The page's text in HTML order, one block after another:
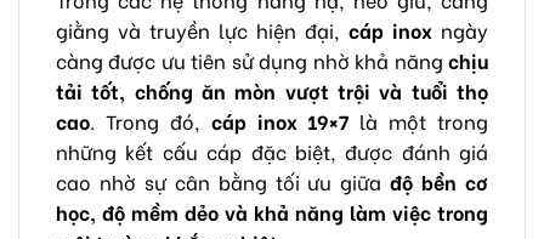
giằng và truyền lực hiện đại, cáp inox ngày
càng được ưu tiên sử dụng nhờ khả năng chịu
tải tốt, chống ăn mòn vượt trội và tuổi thọ
cao. Trong đó, cáp inox 19×7 là một trong
những kết cấu cáp đặc biệt, được đánh giá
cao nhờ sự cân bằng tối ưu giữađộ bền cơ
học, độ mềm dẻo và khả năng làm việc trong